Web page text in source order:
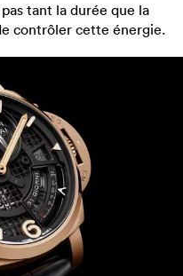
tant la durée que la
contrôler cette énergie.